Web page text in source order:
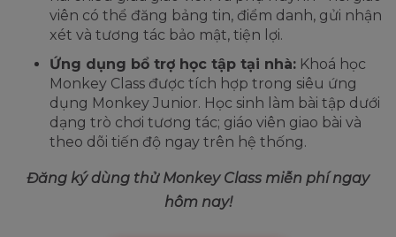
viên có thể đăng bảng tin, điểm danh, gửi nhận
xét và tương tác bảo mật, tiện lợi.
Ứng dụng bổ trợ học tập tại nhà: Khoá học
Monkey Class được tích hợp trong siêu ứng
dụng Monkey Junior. Học sinh làm bài tập dưới
dạng trò chơi tương tác; giáo viên giao bài và
theo dõi tiến độ ngay trên hệ thống.
Đăng ký dùng thử Monkey Class miễn phí ngay
hôm nay!